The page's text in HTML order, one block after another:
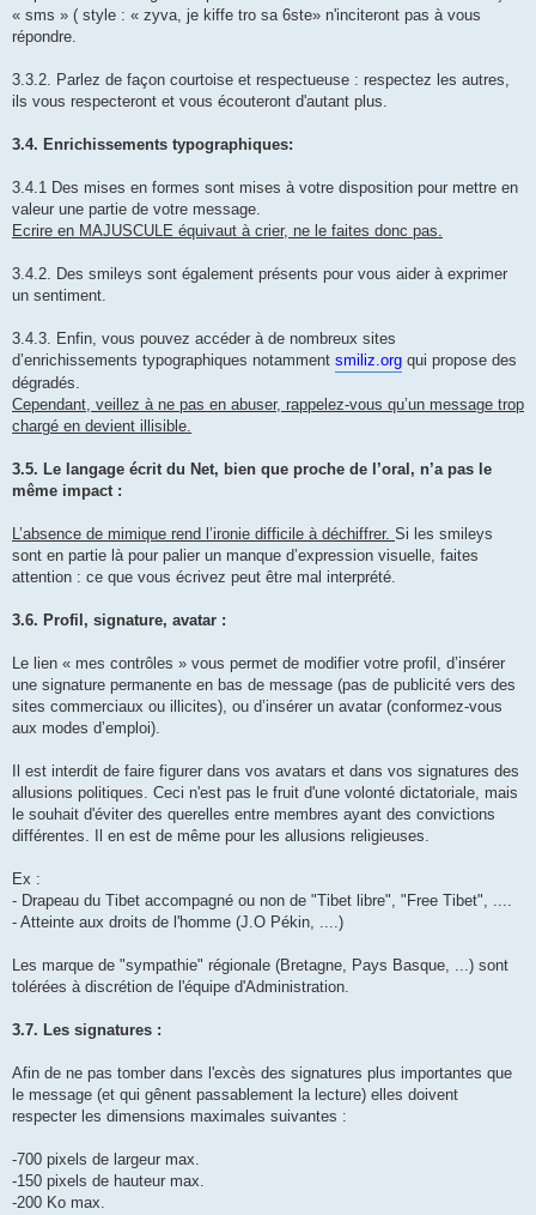
« sms » ( style : « zyva, je kiffe tro sa 6ste» n'inciteront pas à vous
répondre.
3.3.2. Parlez de façon courtoise et respectueuse : respectez les autres,
ils vous respecteront et vous écouteront d'autant plus.
3.4. Enrichissements typographiques:
3.4.1 Des mises en formes sont mises à votre disposition pour mettre en
valeur une partie de votre message.
Ecrire en MAJUSCULE équivaut à crier, ne le faites donc pas.
3.4.2. Des smileys sont également présents pour vous aider à exprimer
un sentiment.
3.4.3. Enfin, vous pouvez accéder à de nombreux sites
d’enrichissements typographiques notamment smiliz.org qui propose des
dégradés.
Cependant, veillez à ne pas en abuser, rappelez-vous qu’un message trop
chargé en devient illisible.
3.5. Le langage écrit du Net, bien que proche de l’oral, n’a pas le
même impact :
L’absence de mimique rend l’ironie difficile à déchiffrer. Si les smileys
sont en partie là pour palier un manque d’expression visuelle, faites
attention : ce que vous écrivez peut être mal interprété.
3.6. Profil, signature, avatar :
Le lien « mes contrôles » vous permet de modifier votre profil, d’insérer
une signature permanente en bas de message (pas de publicité vers des
sites commerciaux ou illicites), ou d’insérer un avatar (conformez-vous
aux modes d’emploi).
Il est interdit de faire figurer dans vos avatars et dans vos signatures des
allusions politiques. Ceci n'est pas le fruit d'une volonté dictatoriale, mais
le souhait d'éviter des querelles entre membres ayant des convictions
différentes. Il en est de même pour les allusions religieuses.
Ex :
- Drapeau du Tibet accompagné ou non de "Tibet libre", "Free Tibet", ....
- Atteinte aux droits de l'homme (J.O Pékin, ....)
Les marque de "sympathie" régionale (Bretagne, Pays Basque, ...) sont
tolérées à discrétion de l'équipe d'Administration.
3.7. Les signatures :
Afin de ne pas tomber dans l'excès des signatures plus importantes que
le message (et qui gênent passablement la lecture) elles doivent
respecter les dimensions maximales suivantes :
-700 pixels de largeur max.
-150 pixels de hauteur max.
-200 Ko max.